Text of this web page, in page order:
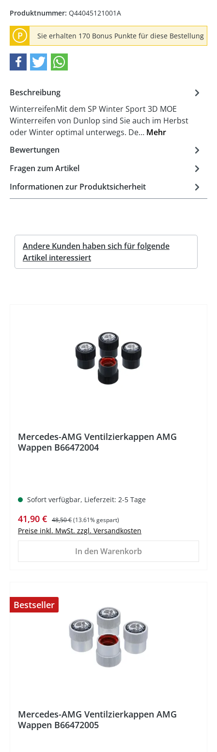
Produktnummer: Q44045121001A
P Sie erhalten 170 Bonus Punkte für diese Bestellung
Beschreibung
WinterreifenMit dem SP Winter Sport 3D MOE
Winterreifen von Dunlop sind Sie auch im Herbst
oder Winter optimal unterwegs. De… Mehr
Bewertungen
Fragen zum Artikel
Informationen zur Produktsicherheit
Andere Kunden haben sich für folgende
Artikel interessiert
Mercedes-AMG Ventilzierkappen AMG
Wappen B66472004
Sofort verfügbar, Lieferzeit: 2-5 Tage
Verkaufspreis:
41,90 € Regulärer Preis:
48,50 €(13.61% gespart)
Preise inkl. MwSt. zzgl. Versandkosten
In den Warenkorb
Bestseller
Mercedes-AMG Ventilzierkappen AMG
Wappen B66472005